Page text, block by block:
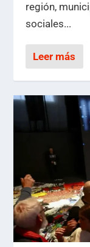
región,
sociales...
Leer más